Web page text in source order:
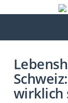
wirklich